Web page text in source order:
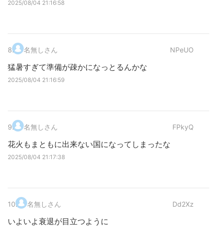
2025/08/04 21:16:58
8. 名無しさん NPeUO
猛暑すぎて準備が疎かになっとるんかな
2025/08/04 21:16:59
9. 名無しさん FPkyQ
花火もまともに出来ない国になってしまったな
2025/08/04 21:17:38
10. 名無しさん Dd2Xz
いよいよ衰退が目立つように